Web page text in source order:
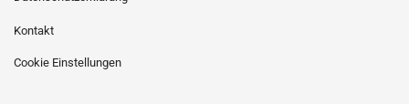
Kontakt
Cookie Einstellungen